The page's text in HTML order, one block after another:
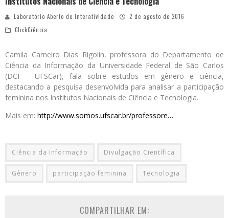
Laboratório Aberto de Interatividade
2 de agosto de 2016
ClickCiência
Camila Carneiro Dias Rigolin, professora do Departamento de
Ciência da Informação da Universidade Federal de São Carlos
(DCI – UFSCar), fala sobre estudos em gênero e ciência,
destacando a pesquisa desenvolvida para analisar a participação
feminina nos Institutos Nacionais de Ciência e Tecnologia.
Mais em: http://www.somos.ufscar.br/professore…
Ciência da Informação Divulgação Científica
Gênero participação feminina Tecnologia
COMPARTILHAR EM: